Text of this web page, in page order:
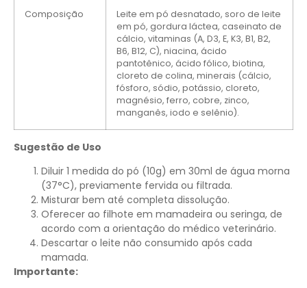
Composição
Leite em pó desnatado, soro de leite
em pó, gordura láctea, caseinato de
cálcio, vitaminas (A, D3, E, K3, B1, B2,
B6, B12, C), niacina, ácido
pantotênico, ácido fólico, biotina,
cloreto de colina, minerais (cálcio,
fósforo, sódio, potássio, cloreto,
magnésio, ferro, cobre, zinco,
manganês, iodo e selênio).
Sugestão de Uso
Diluir 1 medida do pó (10g) em 30ml de água morna
(37°C), previamente fervida ou filtrada.
Misturar bem até completa dissolução.
Oferecer ao filhote em mamadeira ou seringa, de
acordo com a orientação do médico veterinário.
Descartar o leite não consumido após cada
mamada.
Importante: